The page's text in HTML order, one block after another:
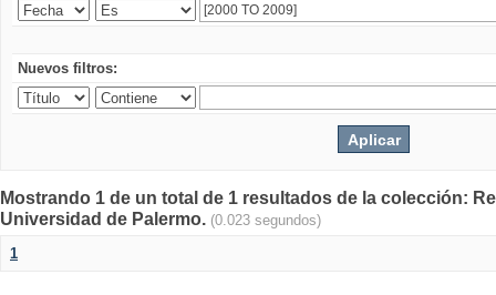
Nuevos filtros:
Mostrando 1 de un total de 1 resultados de la colección:
Universidad de Palermo. (0.023 segundos)
1